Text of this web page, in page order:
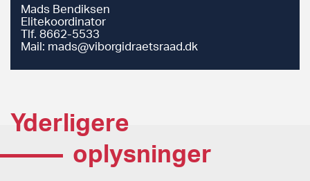
Mads Bendiksen
Elitekoordinator
Tlf. 8662-5533
Mail: mads@viborgidraetsraad.dk
Yderligere
oplysninger